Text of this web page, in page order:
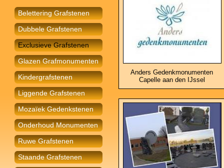
Belettering Grafstenen
Dubbele Grafstenen
Exclusieve Grafstenen
Glazen Grafmonumenten
Kindergrafstenen
Liggende Grafstenen
Mozaïek Gedenkstenen
Onderhoud Monumenten
Ruwe Grafstenen
Staande Grafstenen
Anders Gedenkmonumenten
Capelle aan den IJssel